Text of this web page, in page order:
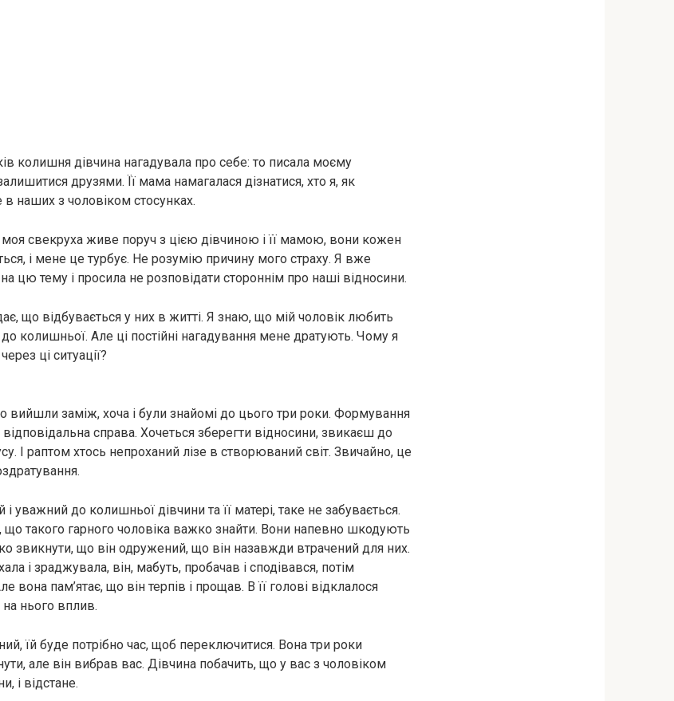
колишня дівчина нагадувала про себе: то писала моєму
друзями. Її мама намагалася дізнатися, хто я, як
наших з чоловіком стосунках.
свекруха живе поруч з цією дівчиною і її мамою, вони кожен
і мене це турбує. Не розумію причину мого страху. Я вже
цю тему і просила не розповідати стороннім про наші відносини.
що відбувається у них в житті. Я знаю, що мій чоловік любить
колишньої. Але ці постійні нагадування мене дратують. Чому я
ці ситуації?
вийшли заміж, хоча і були знайомі до цього три роки. Формування
справа. Хочеться зберегти відносини, звикаєш до
І раптом хтось непроханий лізе в створюваний світ. Звичайно, це
уважний до колишньої дівчини та її матері, таке не забувається.
що такого гарного чоловіка важко знайти. Вони напевно шкодують
звикнути, що він одружений, що він назавжди втрачений для них.
і зраджувала, він, мабуть, пробачав і сподівався, потім
вона пам’ятає, що він терпів і прощав. В її голові відклалося
нього вплив.
їй буде потрібно час, щоб переключитися. Вона три роки
але він вибрав вас. Дівчина побачить, що у вас з чоловіком
і відстане.